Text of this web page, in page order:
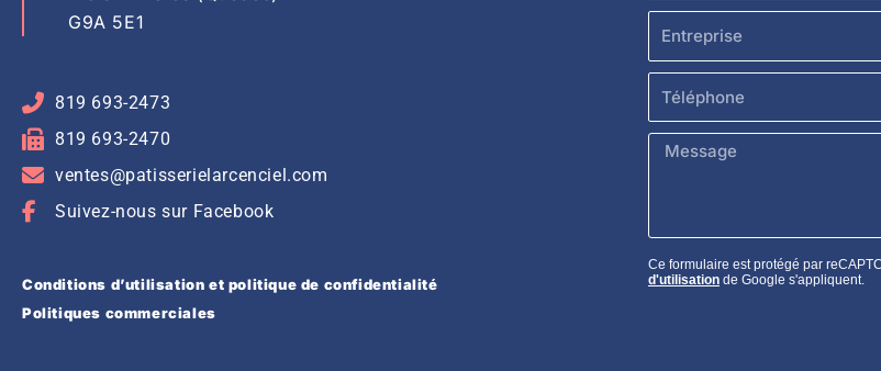
G9A 5E1
819 693-2473
819 693-2470
ventes@patisserielarcenciel.com
Suivez-nous sur Facebook
Conditions d’utilisation et politique de confidentialité
Politiques commerciales
Entreprise
Message
Ce formulaire est protégé par
d'utilisation de Google s'appliquent.